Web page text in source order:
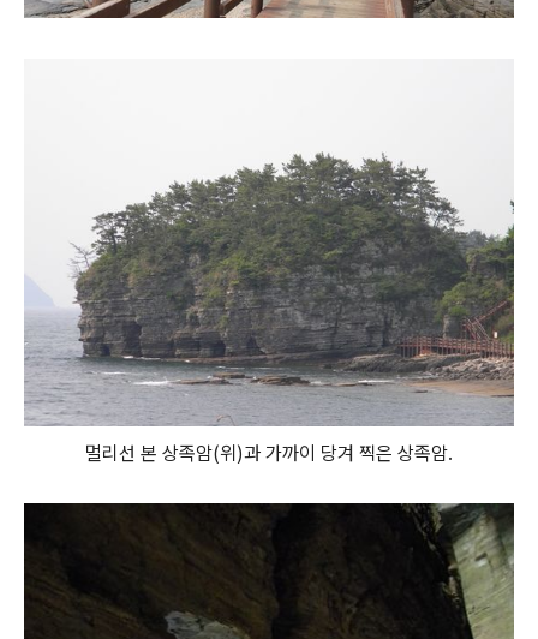
멀리선 본 상족암(위)과 가까이 당겨 찍은 상족암.